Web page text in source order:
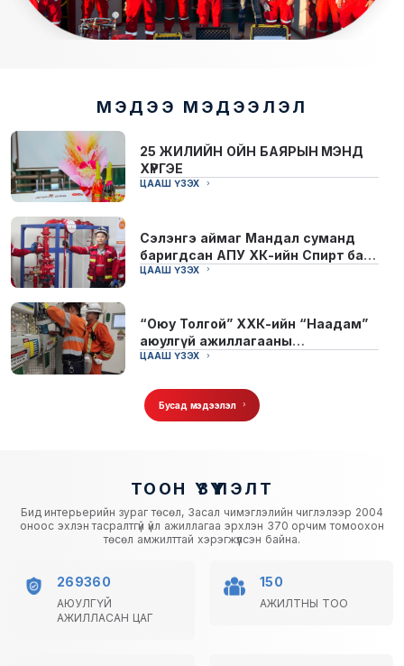
МЭДЭЭ МЭДЭЭЛЭЛ
25 ЖИЛИЙН ОЙН БАЯРЫН МЭНД
ХҮРГЭЕ
ЦААШ ҮЗЭХ
Сэлэнгэ аймаг Мандал суманд
баригдсан АПУ ХК-ийн Спирт бал
бурам үйлдвэрийн барилгад
ЦААШ ҮЗЭХ
“Оюу Толгой” ХХК-ийн “Наадам”
аюулгүй ажиллагааны
сайжруулалтын хөтөлбөрт...
ЦААШ ҮЗЭХ
Бусад мэдээлэл
ТООН ҮЗҮҮЛЭЛТ
Бид интерьерийн зураг төсөл, Засал чимэглэлийн чиглэлээр 2004
оноос эхлэн тасралтгүй үйл ажиллагаа эрхлэн 370 орчим томоохон
төсөл амжилттай хэрэгжүүлсэн байна.
269360
АЮУЛГҮЙ
АЖИЛЛАСАН ЦАГ
150
АЖИЛТНЫ ТОО